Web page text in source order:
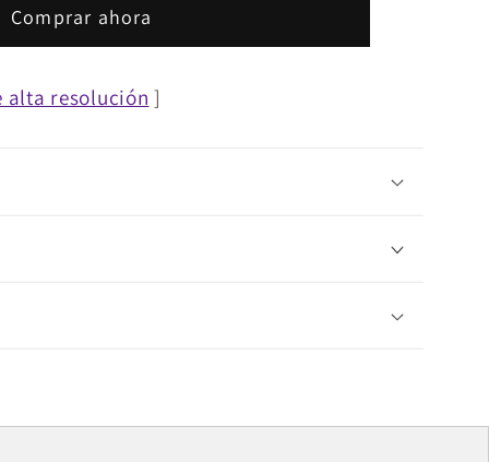
Comprar ahora
alta resolución ]